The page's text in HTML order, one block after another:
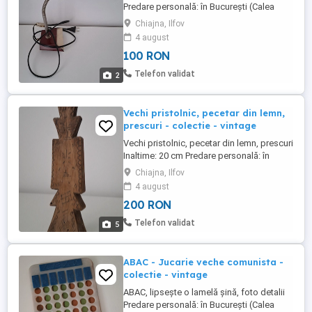
2
Predare personală: în București (Calea
Giulești), în Ilfov (Chiajna) Pentru livrarea în
alte localități: doar cu plata în cont, nu
trimit ramburs
Chiajna, Ilfov
4 august
100 RON
Telefon validat
5
Vechi pristolnic, pecetar din lemn,
prescuri - colectie - vintage
Vechi pristolnic, pecetar din lemn, prescuri
Inaltime: 20 cm Predare personală: în
București (Calea Giulești), în Ilfov (Chiajna)
Pentru livrarea în alte localități: doar cu
plata în cont, nu trimit ramburs
Chiajna, Ilfov
4 august
200 RON
Telefon validat
ABAC - Jucarie veche comunista -
colectie - vintage
ABAC, lipsește o lamelă șină, foto detalii
Predare personală: în București (Calea